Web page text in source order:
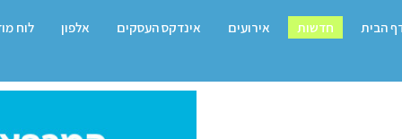
הבית חדשות אירועים אינדקס העסקים אלפון לוח